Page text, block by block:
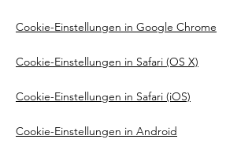
Cookie-Einstellungen in Google Chrome
Cookie-Einstellungen in Safari (OS X)
Cookie-Einstellungen in Safari (iOS)
Cookie-Einstellungen in Android